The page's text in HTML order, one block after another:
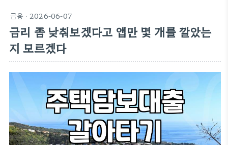
금융 · 2026-06-07
금리 좀 낮춰보겠다고 앱만 몇 개를 깔았는
지 모르겠다